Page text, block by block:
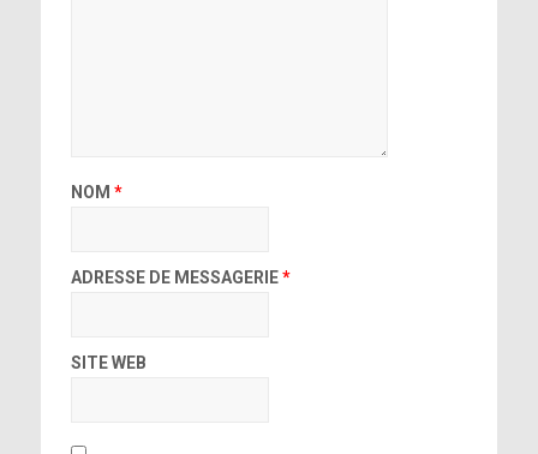
NOM *
ADRESSE DE MESSAGERIE*
SITE WEB